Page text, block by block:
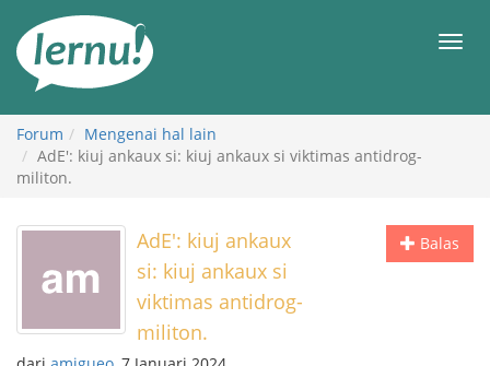
daftar
Forum
Mengenai hal lain
AdE': kiuj ankaux si: kiuj ankaux si viktimas antidrog-
militon.
Balas
AdE': kiuj ankaux
si: kiuj ankaux si
viktimas antidrog-
militon.